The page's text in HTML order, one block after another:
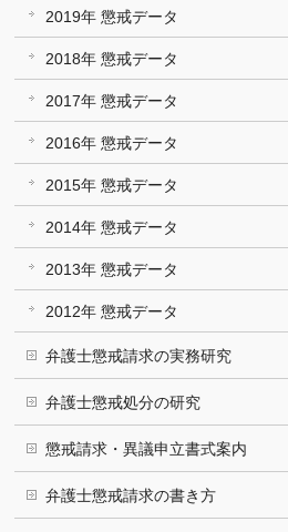
2019年 懲戒データ
2018年 懲戒データ
2017年 懲戒データ
2016年 懲戒データ
2015年 懲戒データ
2014年 懲戒データ
2013年 懲戒データ
2012年 懲戒データ
弁護士懲戒請求の実務研究
弁護士懲戒処分の研究
懲戒請求・異議申立書式案内
弁護士懲戒請求の書き方